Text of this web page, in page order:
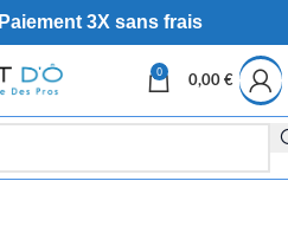
Paiement 3X sans frais
0
0,00 €